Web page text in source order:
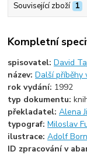
Související zboží 1
Kompletní
spisovatel:David
název:Další příběhy
rok vydání: 1992
typ dokumentu:
překladatel:Alena
typograf:Miloslav
ilustrace:Adolf
ID zpracování v